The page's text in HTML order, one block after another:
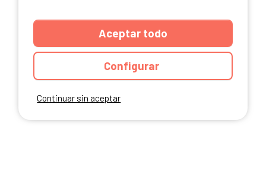
Continuar sin aceptar
Aceptar todo
Configurar